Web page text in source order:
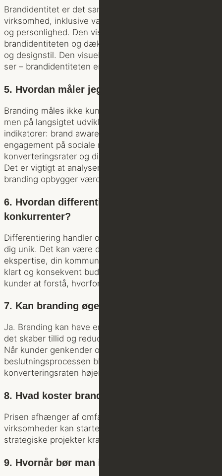
Brandidentitet er det samlede billede af din
virksomhed, inklusive værdier, mission, tone of voice
og personlighed. Den visuelle identitet er en del af
brandidentiteten og dækker over logo, farve, typografi
og designstil. Den visuelle identitet er det, kunderne
ser – brandidentiteten er det, de oplever.
5. Hvordan måler jeg effekten af branding?
Branding måles ikke kun på kortsigtede resultater,
men på langsigtet udvikling. Du kan bruge følgende
indikatorer: brand awareness (kendskab),
engagement på sociale medier, kundeloyalitet,
konverteringsrater og direkte trafik til din hjemmeside.
Det er vigtigt at analysere udviklingen over tid, da
branding opbygger værdi gradvist.
6. Hvordan differentierer jeg mit brand fra
konkurrenter?
Differentiering handler om at tydeliggøre, hvad der gør
dig unik. Det kan være din tilgang til kunder, din
ekspertise, din kommunikationsstil og dine værdier. Et
klart og konsekvent budskab gør det lettere for
kunder at forstå, hvorfor de skal vælge dig.
7. Kan branding øge salg?
Ja. Branding kan have en direkte effekt på salg, fordi
det skaber tillid og reducerer usikkerhed hos kunden.
Når kunder genkender og stoler på dit brand, kan
beslutningsprocessen blive hurtigere – og
konverteringsraten højere.
8. Hvad koster branding for en virksomhed?
Prisen afhænger af omfang og kompleksitet. Mindre
virksomheder kan starte simpelt, mens større
strategiske projekter kræver mere investering.
9. Hvornår bør man investere i branding?